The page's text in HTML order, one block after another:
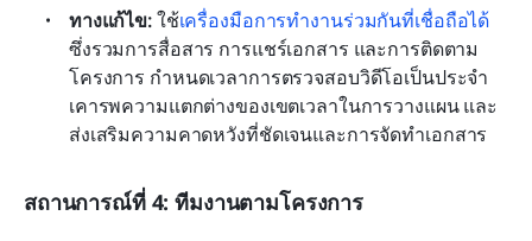
ทางแก้ไข: ใช้เครื่องมือการทำงานร่วมกันที่เชื่อถือได้
ซึ่งรวมการสื่อสาร การแชร์เอกสาร และการติดตาม
โครงการ กำหนดเวลาการตรวจสอบวิดีโอเป็นประจำ
เคารพความแตกต่างของเขตเวลาในการวางแผน และ
ส่งเสริมความคาดหวังที่ชัดเจนและการจัดทำเอกสาร
สถานการณ์ที่ 4: ทีมงานตามโครงการ